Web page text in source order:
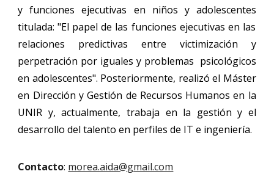
y funciones ejecutivas en niños y adolescentes
titulada: "El papel de las funciones ejecutivas en las
relaciones predictivas entre victimización y
perpetración por iguales y problemas psicológicos
en adolescentes". Posteriormente, realizó el Máster
en Dirección y Gestión de Recursos Humanos en la
UNIR y, actualmente, trabaja en la gestión y el
desarrollo del talento en perfiles de IT e ingeniería.
Contacto: morea.aida@gmail.com